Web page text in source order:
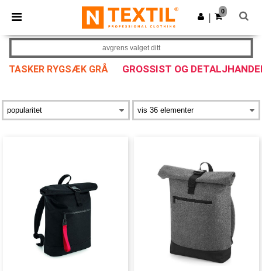
× Ntextil-app
Bedre priser i appen!
Last ned app
0
TASKER RYGSÆK GRÅ GROSSIST OG
avgrens valget ditt